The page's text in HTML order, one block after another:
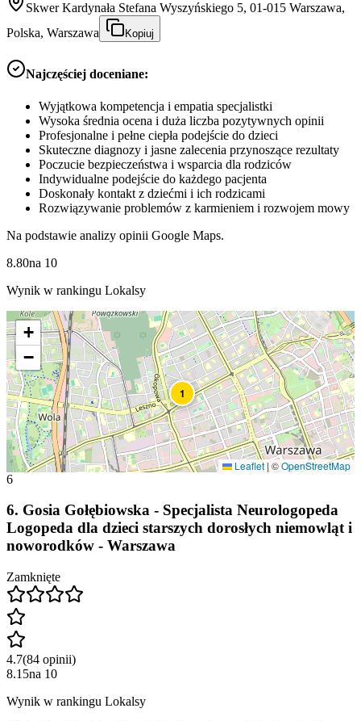
Skwer Kardynała Stefana Wyszyńskiego 5, 01-015 Warszawa,
Polska, Warszawa
Kopiuj
Najczęściej doceniane:
Wyjątkowa kompetencja i empatia specjalistki
Wysoka średnia ocena i duża liczba pozytywnych opinii
Profesjonalne i pełne ciepła podejście do dzieci
Skuteczne diagnozy i jasne zalecenia przynoszące rezultaty
Poczucie bezpieczeństwa i wsparcia dla rodziców
Indywidualne podejście do każdego pacjenta
Doskonały kontakt z dziećmi i ich rodzicami
Rozwiązywanie problemów z karmieniem i rozwojem mowy
Na podstawie analizy opinii Google Maps.
8.80na 10
Wynik w rankingu Lokalsy
1
+
−
Leaflet|©OpenStreetMap
6
6. Gosia Gołębiowska - Specjalista Neurologopeda
Logopeda dla dzieci starszych dorosłych niemowląt i
noworodków - Warszawa
Zamknięte
4.7(84 opinii)
8.15na 10
Wynik w rankingu Lokalsy